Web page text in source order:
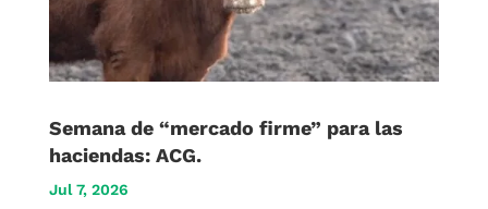
Semana de “mercado firme” para las
haciendas: ACG.
Jul 7, 2026